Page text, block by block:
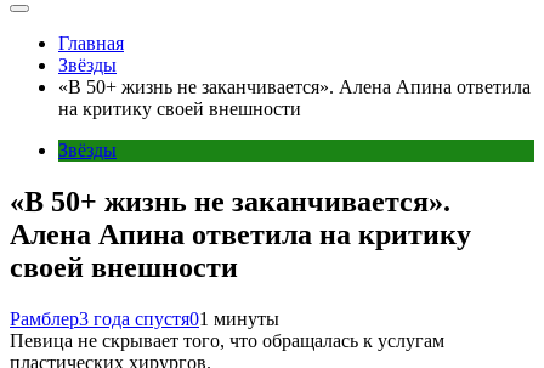
Главная
Звёзды
«В 50+ жизнь не заканчивается». Алена Апина ответила
на критику своей внешности
Звёзды
«В 50+ жизнь не заканчивается».
Алена Апина ответила на критику
своей внешности
Рамблер3 года спустя01 минуты
Певица не скрывает того, что обращалась к услугам
пластических хирургов.